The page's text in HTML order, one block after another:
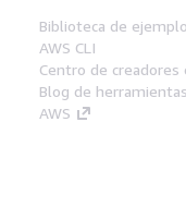
Biblioteca de
AWS CLI
Centro de creadores
Blog de
AWS